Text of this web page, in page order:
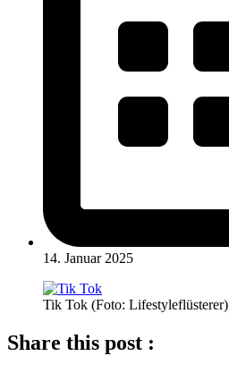
14. Januar 2025
Tik Tok (Foto: Lifestyleflüsterer)
Share this post :